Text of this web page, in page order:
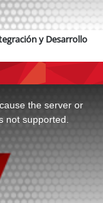
y Desarrollo
the server or
not supported.